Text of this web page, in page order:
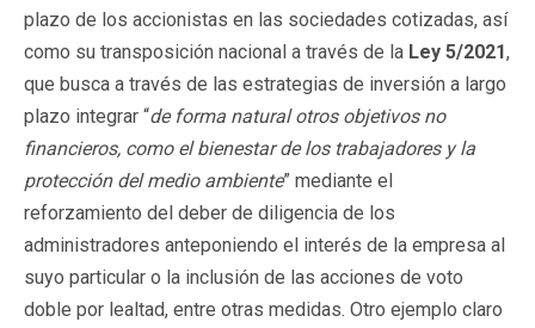
plazo de los accionistas en las sociedades cotizadas, así
como su transposición nacional a través de la Ley 5/2021,
que busca a través de las estrategias de inversión a largo
plazo integrar “de forma natural otros objetivos no
financieros, como el bienestar de los trabajadores y la
protección del medio ambiente” mediante el
reforzamiento del deber de diligencia de los
administradores anteponiendo el interés de la empresa al
suyo particular o la inclusión de las acciones de voto
doble por lealtad, entre otras medidas. Otro ejemplo claro